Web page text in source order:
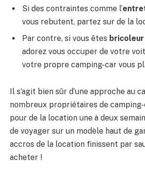
Si des contraintes comme l’
vous rebutent, partez sur de la
Par contre, si vous êtes bricoleur
adorez vous occuper de votre
votre propre camping-car vous
Il s’agit bien sûr d’une approche au
nombreux propriétaires de
pour de la location une à deux
de voyager sur un modèle haut de
accros de la location finissent par
acheter !